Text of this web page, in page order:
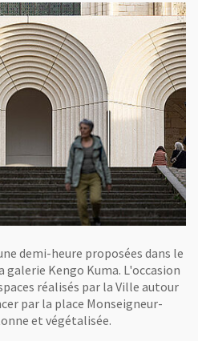
demi-heure proposées dans le
Kengo Kuma. L'occasion
réalisés par la Ville autour
par la place Monseigneur-
et végétalisée.